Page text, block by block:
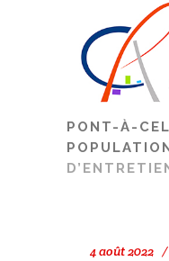
PONT-À-
4 août 2022